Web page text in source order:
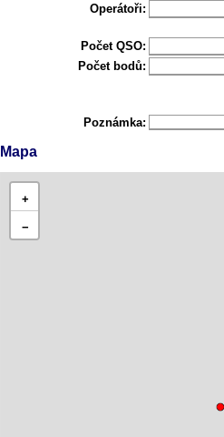
Operátoři:
Počet QSO:
Počet bodů:
Poznámka:
Mapa
+
−